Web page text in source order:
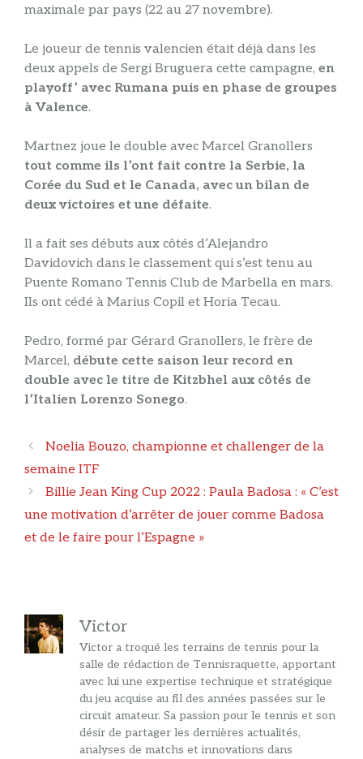
maximale par pays (22 au 27 novembre).
Le joueur de tennis valencien était déjà dans les
deux appels de Sergi Bruguera cette campagne, en
playoff’ avec Rumana puis en phase de groupes
à Valence.
Martnez joue le double avec Marcel Granollers
tout comme ils l’ont fait contre la Serbie, la
Corée du Sud et le Canada, avec un bilan de
deux victoires et une défaite.
Il a fait ses débuts aux côtés d’Alejandro
Davidovich dans le classement qui s’est tenu au
Puente Romano Tennis Club de Marbella en mars.
Ils ont cédé à Marius Copil et Horia Tecau.
Pedro, formé par Gérard Granollers, le frère de
Marcel, débute cette saison leur record en
double avec le titre de Kitzbhel aux côtés de
l’Italien Lorenzo Sonego.
Navigation
des
articles
Noelia Bouzo, championne et challenger de la
semaine ITF
Billie Jean King Cup 2022 : Paula Badosa : « C’est
une motivation d’arrêter de jouer comme Badosa
et de le faire pour l’Espagne »
Victor
Victor a troqué les terrains de tennis pour la
salle de rédaction de Tennisraquette, apportant
avec lui une expertise technique et stratégique
du jeu acquise au fil des années passées sur le
circuit amateur. Sa passion pour le tennis et son
désir de partager les dernières actualités,
analyses de matchs et innovations dans